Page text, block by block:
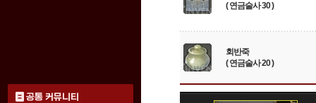
공통 커뮤니티
( 연금술사 30 )
회반죽
( 연금술사 20 )